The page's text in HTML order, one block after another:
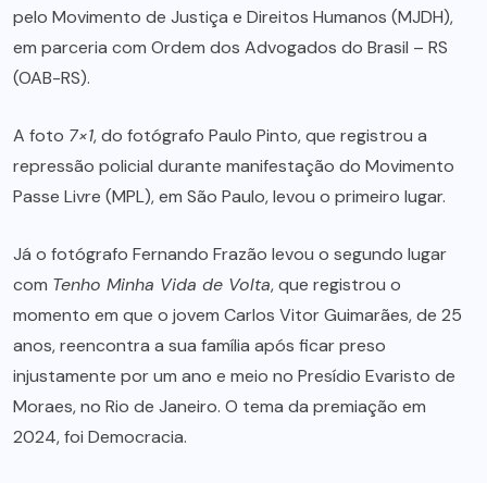
pelo Movimento de Justiça e Direitos Humanos (MJDH),
em parceria com Ordem dos Advogados do Brasil – RS
(OAB-RS).
A foto 7×1, do fotógrafo Paulo Pinto, que registrou a
repressão policial durante manifestação do Movimento
Passe Livre (MPL), em São Paulo, levou o primeiro lugar.
Já o fotógrafo Fernando Frazão levou o segundo lugar
com Tenho Minha Vida de Volta, que registrou o
momento em que o jovem Carlos Vitor Guimarães, de 25
anos, reencontra a sua família após ficar preso
injustamente por um ano e meio no Presídio Evaristo de
Moraes, no Rio de Janeiro. O tema da premiação em
2024, foi Democracia.